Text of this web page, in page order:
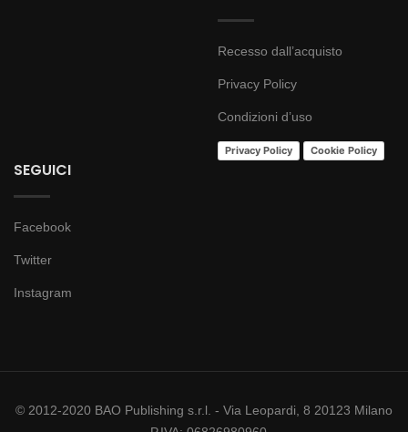
Recesso dall’acquisto
Privacy Policy
Condizioni d’uso
Privacy Policy Cookie Policy
SEGUICI
Facebook
Twitter
Instagram
© 2012-2020 BAO Publishing s.r.l. - Via Leopardi, 8 20123 Milano